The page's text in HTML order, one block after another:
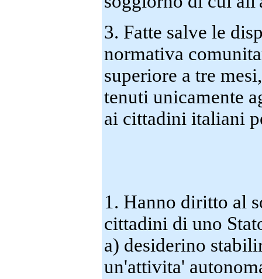
3. Fatte salve le
normativa
superiore a tre
tenuti unicamente
ai cittadini italiani
1. Hanno diritto al
cittadini di uno
a) desiderino
un'attivita'